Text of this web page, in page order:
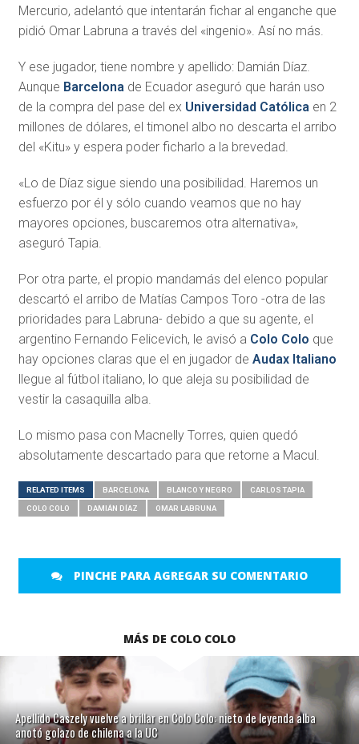
Mercurio, adelantó que intentarán fichar al enganche que
pidió Omar Labruna a través del «ingenio». Así no más.
Y ese jugador, tiene nombre y apellido: Damián Díaz.
Aunque Barcelonade Ecuador aseguró que harán uso
de la compra del pase del ex Universidad Católicaen 2
millones de dólares, el timonel albo no descarta el arribo
del «Kitu» y espera poder ficharlo a la brevedad.
«Lo de Díaz sigue siendo una posibilidad. Haremos un
esfuerzo por él y sólo cuando veamos que no hay
mayores opciones, buscaremos otra alternativa»,
aseguró Tapia.
Por otra parte, el propio mandamás del elenco popular
descartó el arribo de Matías Campos Toro -otra de las
prioridades para Labruna- debido a que su agente, el
argentino Fernando Felicevich, le avisó a Colo Colo que
hay opciones claras que el en jugador de Audax Italiano
llegue al fútbol italiano, lo que aleja su posibilidad de
vestir la casaquilla alba.
Lo mismo pasa con Macnelly Torres, quien quedó
absolutamente descartado para que retorne a Macul.
RELATED ITEMS BARCELONA BLANCO Y NEGRO CARLOS TAPIA
COLO COLO DAMIÁN DÍAZ OMAR LABRUNA
PINCHE PARA AGREGAR SU COMENTARIO
MÁS DE COLO COLO
Apellido Caszely vuelve a brillar en Colo Colo: nieto de leyenda alba
anotó golazo de chilena a la UC